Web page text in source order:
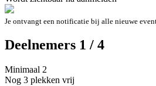
Je ontvangt een notificatie bij alle nieuwe
Deelnemers 1 / 4
Minimaal 2
Nog 3 plekken vrij